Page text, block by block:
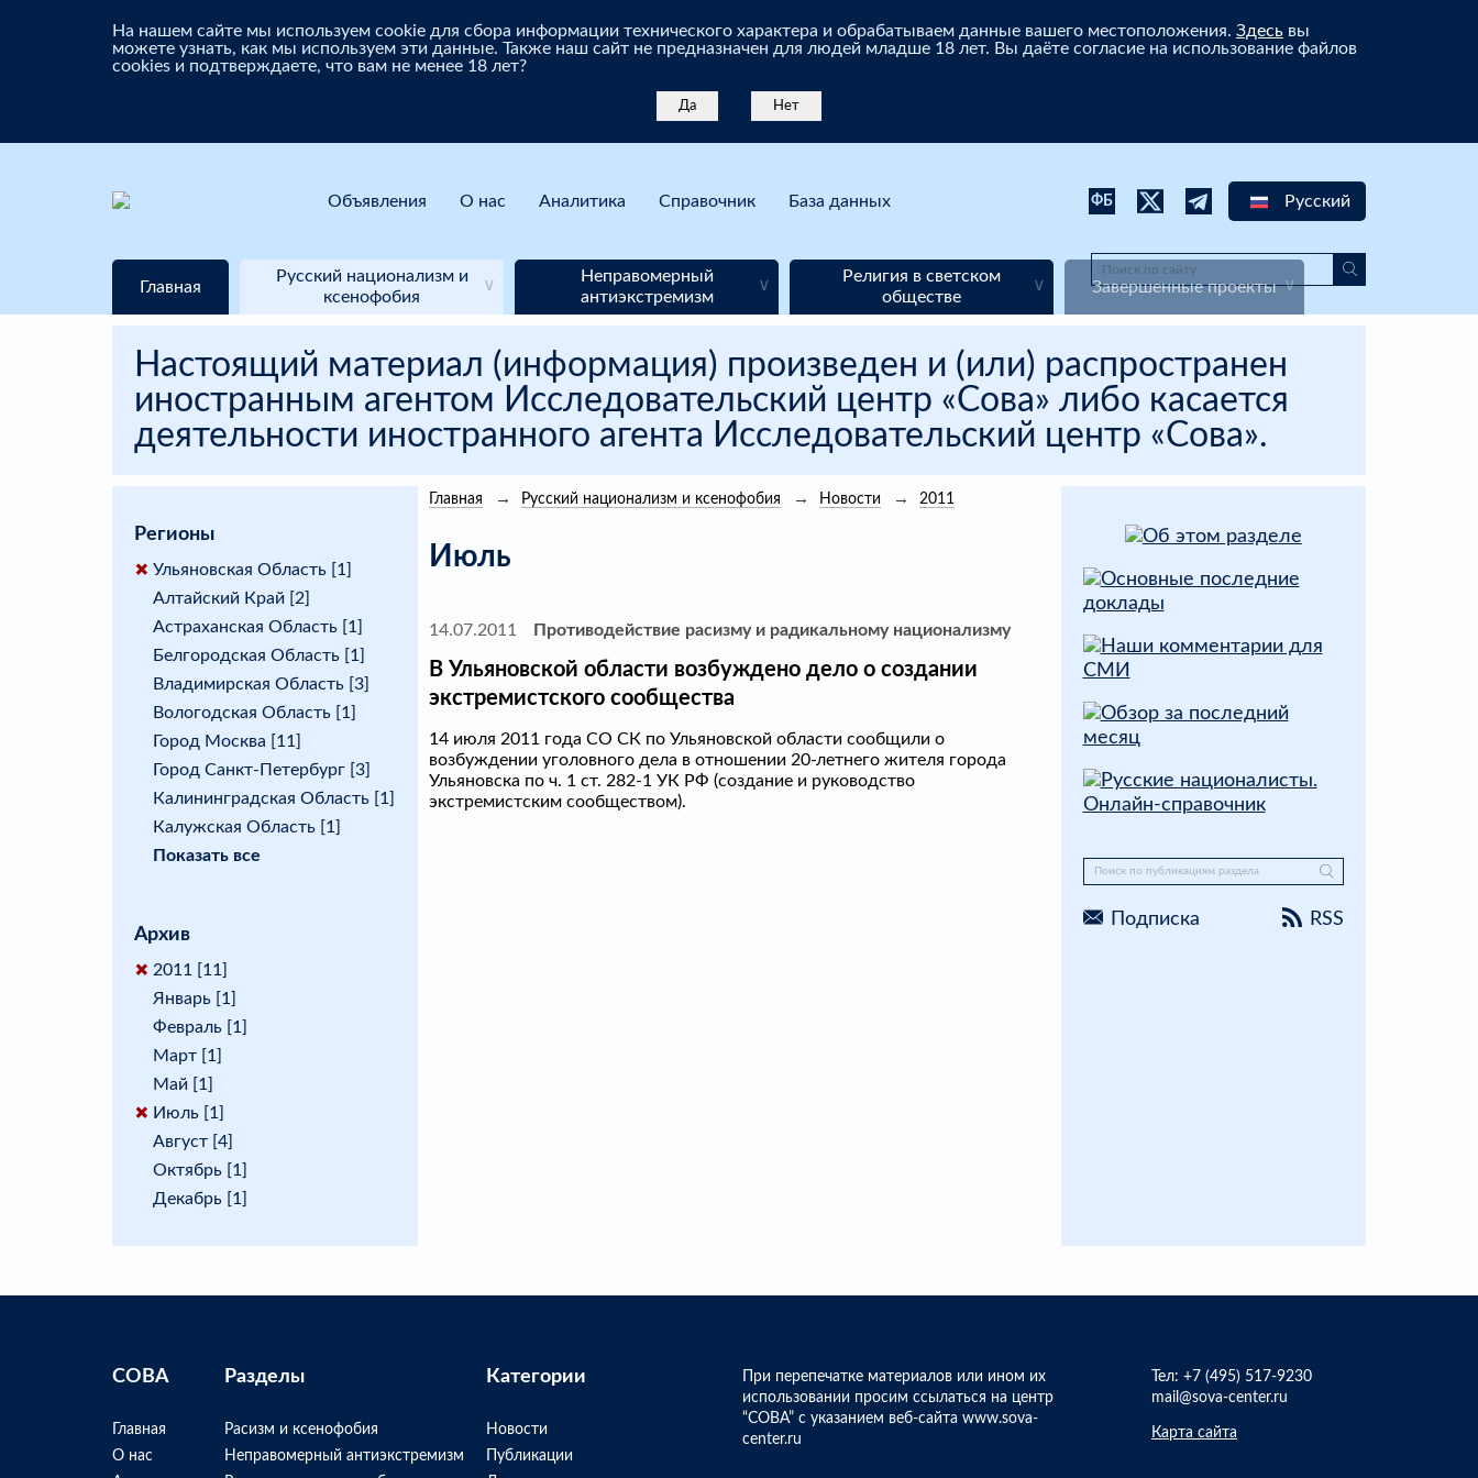
На нашем сайте мы используем cookie для сбора информации технического характера и обрабатываем данные вашего местоположения. Здесь вы
можете узнать, как мы используем эти данные. Также наш сайт не предназначен для людей младше 18 лет. Вы даёте согласие на использование файлов
cookies и подтверждаете, что вам не менее 18 лет?
Да Нет
Объявления О нас Аналитика Справочник База данных ФБ Русский
Главная
Русский национализм и
ксенофобия
Неправомерный
антиэкстремизм
Религия в светском
обществе
Завершенные проекты
Настоящий материал (информация) произведен и (или) распространен
иностранным агентом Исследовательский центр «Сова» либо касается
деятельности иностранного агента Исследовательский центр «Сова».
Регионы
Ульяновская Область [1]
Алтайский Край [2]
Астраханская Область [1]
Белгородская Область [1]
Владимирская Область [3]
Вологодская Область [1]
Город Москва [11]
Город Санкт-Петербург [3]
Калининградская Область [1]
Калужская Область [1]
Показать все
Архив
2011 [11]
Январь [1]
Февраль [1]
Март [1]
Май [1]
Июль [1]
Август [4]
Октябрь [1]
Декабрь [1]
Главная Русский национализм и ксенофобия Новости 2011
Июль
14.07.2011 Противодействие расизму и радикальному национализму
В Ульяновской области возбуждено дело о создании
экстремистского сообщества
14 июля 2011 года CО CК по Ульяновской области сообщили о
возбуждении уголовного дела в отношении 20-летнего жителя города
Ульяновска по ч. 1 ст. 282-1 УК РФ (создание и руководство
экстремистским сообществом).
Подписка RSS
СОВА
Главная
О нас
Разделы
Расизм и ксенофобия
Неправомерный антиэкстремизм
Категории
Новости
Публикации
При перепечатке материалов или ином их
использовании просим ссылаться на центр
“СОВА” с указанием веб-сайта www.sova-
center.ru
Тел: +7 (495) 517-9230
mail@sova-center.ru
Карта сайта